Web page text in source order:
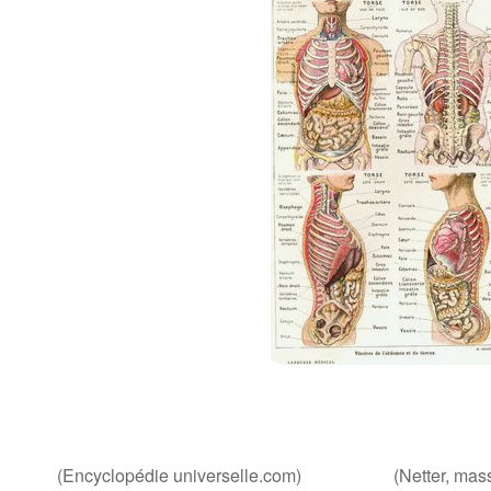
(Encyclopédie universelle.com) (Netter,